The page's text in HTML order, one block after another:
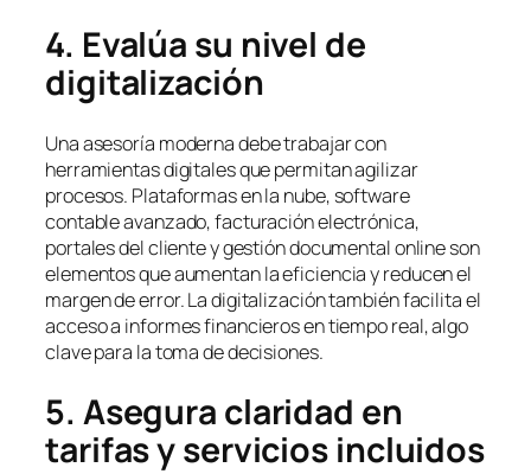
4. Evalúa su nivel de
digitalización
Una asesoría moderna debe trabajar con
herramientas digitales que permitan agilizar
procesos. Plataformas en la nube, software
contable avanzado, facturación electrónica,
portales del cliente y gestión documental online son
elementos que aumentan la eficiencia y reducen el
margen de error. La digitalización también facilita el
acceso a informes financieros en tiempo real, algo
clave para la toma de decisiones.
5. Asegura claridad en
tarifas y servicios incluidos